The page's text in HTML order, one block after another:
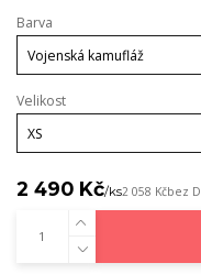
Barva
Velikost
2 490 Kč/ks2 058 Kčbez